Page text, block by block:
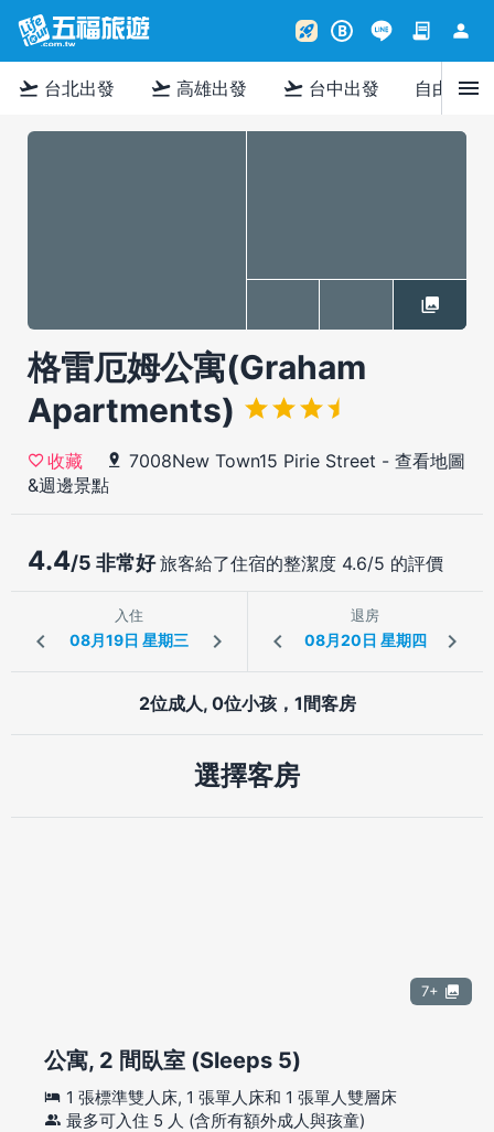
rocket_launch B contract person
flight_takeoff 台北出發 flight_takeoff 高雄出發 flight_takeoff 台中出發 自由行menu
格雷厄姆公寓(Graham
Apartments)
收藏 7008New Town15 Pirie Street - 查看地圖
&週邊景點
4.4/5 非常好旅客給了住宿的整潔度 4.6/5 的評價
入住 退房
2位成人, 0位小孩，1間客房
選擇客房
7+
公寓, 2 間臥室 (Sleeps 5)
1 張標準雙人床, 1 張單人床和 1 張單人雙層床
最多可入住 5 人 (含所有額外成人與孩童)